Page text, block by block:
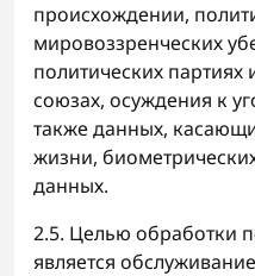
происхождении,
мировоззренческих
политических
союзах, осуждения к
также данных,
жизни,
данных.
2.5. Целью обработки
является